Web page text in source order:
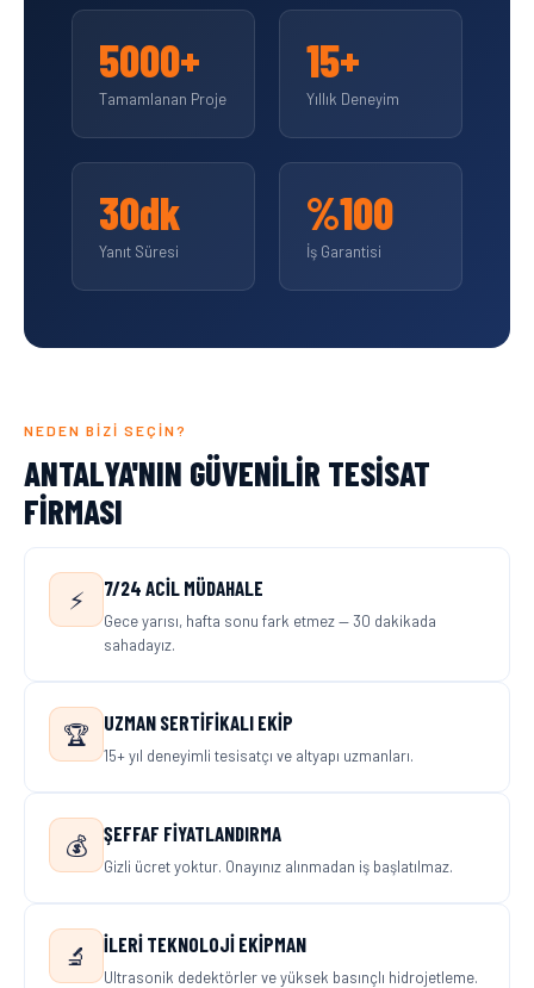
5000+
Tamamlanan Proje
15+
Yıllık Deneyim
30dk
Yanıt Süresi
%100
İş Garantisi
NEDEN BIZI SEÇIN?
ANTALYA'NIN GÜVENILIR TESISAT
FIRMASI
⚡ 7/24 ACIL MÜDAHALE
Gece yarısı, hafta sonu fark etmez — 30 dakikada
sahadayız.
🏆 UZMAN SERTIFIKALI EKIP
15+ yıl deneyimli tesisatçı ve altyapı uzmanları.
💰 ŞEFFAF FIYATLANDIRMA
Gizli ücret yoktur. Onayınız alınmadan iş başlatılmaz.
🔬 İLERI TEKNOLOJI EKIPMAN
Ultrasonik dedektörler ve yüksek basınçlı hidrojetleme.